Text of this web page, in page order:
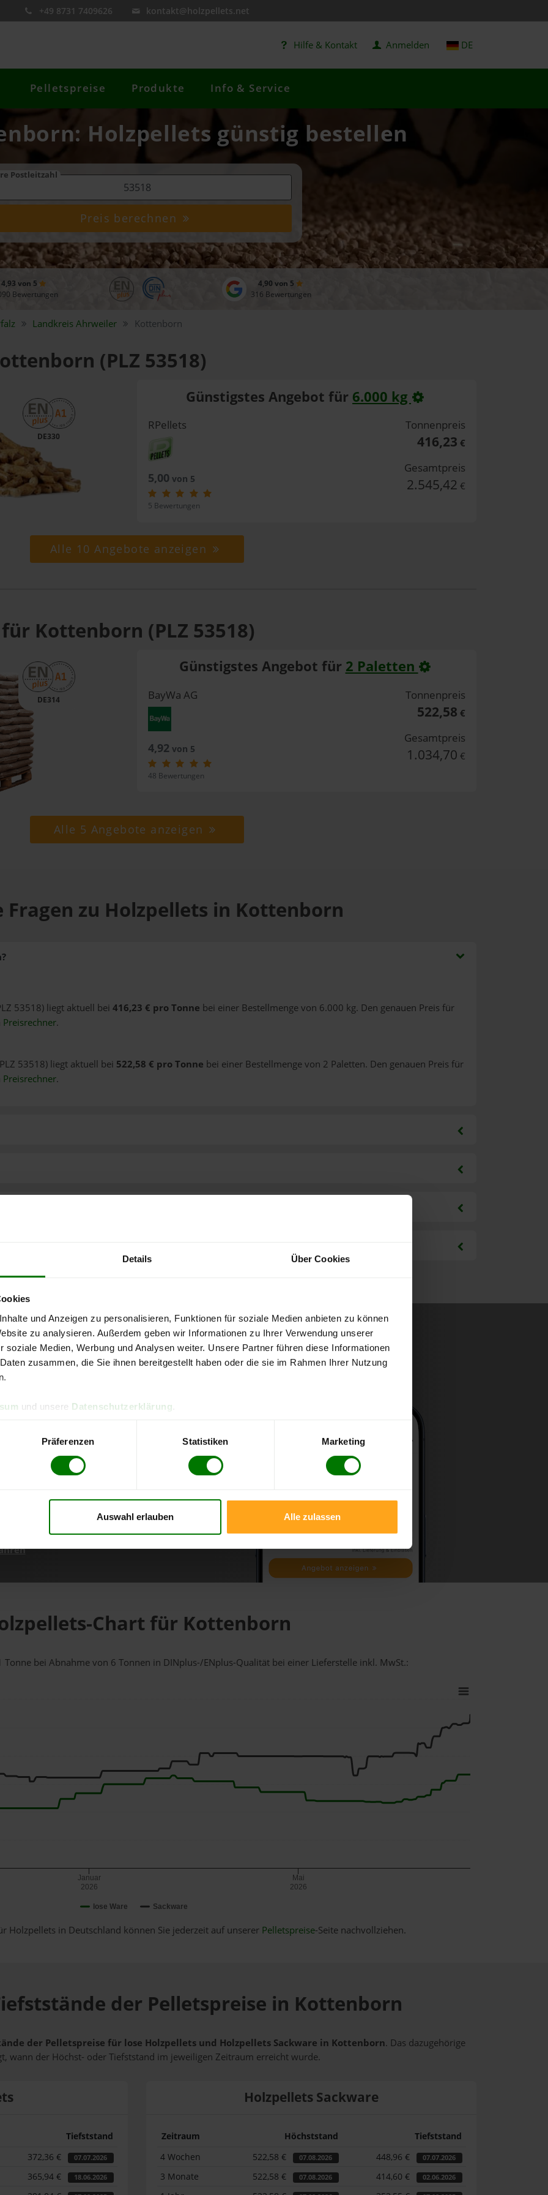
Details Über Cookies
und Anzeigen zu personalisieren, Funktionen für soziale Medien anbieten zu können
zu analysieren. Außerdem geben wir Informationen zu Ihrer Verwendung unserer
soziale Medien, Werbung und Analysen weiter. Unsere Partner führen diese Informationen
zusammen, die Sie ihnen bereitgestellt haben oder die sie im Rahmen Ihrer Nutzung
und unsere Datenschutzerklärung
Präferenzen Statistiken Marketing
Auswahl erlauben Alle zulassen
+49 8731 7409626 kontakt@holzpellets.net
Hilfe & Kontakt Anmelden DE
Pelletspreise Produkte Info & Service
Holzpellets günstig bestellen
Postleitzahl
Preis berechnen
4,93 von 5
Bewertungen
4,90 von 5
316 Bewertungen
LandkreisAhrweiler Kottenborn
(PLZ 53518)
DE330
Günstigstes Angebot für 6.000 kg
RPellets
5,00 von 5
5 Bewertungen
Tonnenpreis
416,23 €
Gesamtpreis
2.545,42 €
Alle 10 Angebote anzeigen
Kottenborn (PLZ 53518)
DE314
Günstigstes Angebot für 2 Paletten
BayWa AG
4,92von 5
48 Bewertungen
Tonnenpreis
522,58 €
Gesamtpreis
1.034,70 €
Alle 5 Angebote anzeigen
Fragen zu Holzpellets in Kottenborn
53518) liegt aktuell bei 416,23 € pro Tonne bei einer Bestellmenge von 6.000 kg. Den genauen Preis für
Preisrechner.
53518) liegt aktuell bei 522,58 € pro Tonne bei einer Bestellmenge von 2 Paletten. Den genauen Preis für
Preisrechner.
kostenlose
direkt online bestellen
aktuellen Stand
Chart für Kottenborn
Tonne bei Abnahmevon 6 Tonnen in DINplus-/ENplus-Qualität bei einer Lieferstelle inkl. MwSt.:
lose Ware Sackware
Januar
2026
Mai
2026
Holzpellets in Deutschland können Sie jederzeit auf unserer Pelletspreise-Seite nachvollziehen.
der Pelletspreise in Kottenborn
der Pelletspreise für lose Holzpellets und Holzpellets Sackware in Kottenborn. Das dazugehörige
wann der Höchst- oder Tiefststand im jeweiligen Zeitraum erreicht wurde.
Tiefststand
372,36 € 07.07.2026
365,94 € 18.06.2026
Holzpellets Sackware
Zeitraum Höchststand
Tiefststand
4 Wochen
522,58 € 07.08.2026 448,96 € 07.07.2026
3 Monate 522,58 € 07.08.2026 414,60 € 02.06.2026